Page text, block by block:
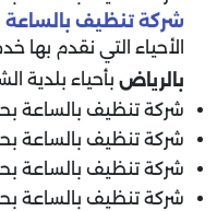
شركة تنظيف
الأحياء التي نقدم بها
بالرياض بأحياء بلدية
شركة تنظيف بالساعة
شركة تنظيف بالساعة
شركة تنظيف بالساعة
شركة تنظيف بالساعة